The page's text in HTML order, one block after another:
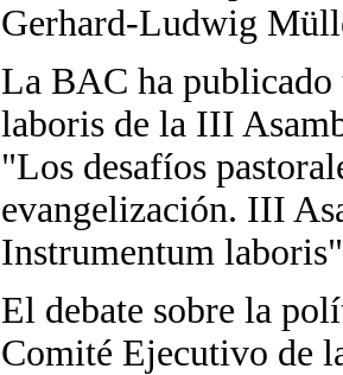
Gerhard-Ludwig
La BAC ha
laboris de la III
"Los desafíos
evangelización. III
Instrumentum
El debate sobre la
Comité Ejecutivo de